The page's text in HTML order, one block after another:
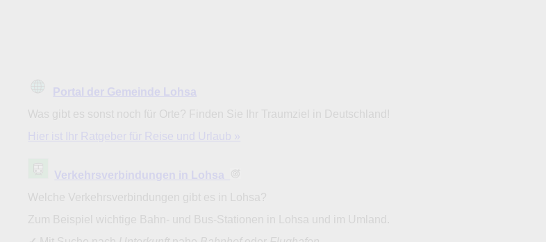
Portal der Gemeinde Lohsa
Was gibt es sonst noch für Orte? Finden Sie Ihr Traumziel in Deutschland!
Hier ist Ihr Ratgeber für Reise und Urlaub »
Verkehrsverbindungen in Lohsa
Welche Verkehrsverbindungen gibt es in Lohsa?
Zum Beispiel wichtige Bahn- und Bus-Stationen in Lohsa und im Umland.